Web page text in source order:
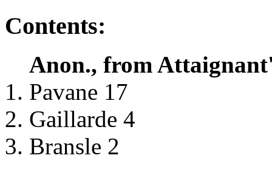
Contents:
Anon., from
Pavane 17
Gaillarde 4
Bransle 2